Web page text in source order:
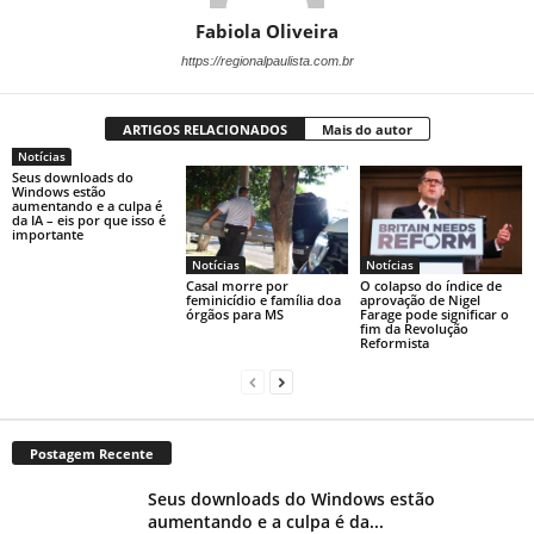
Fabiola Oliveira
https://regionalpaulista.com.br
ARTIGOS RELACIONADOS Mais do autor
Notícias
Seus downloads do
Windows estão
aumentando e a culpa é
da IA ​​– eis por que isso é
importante
Notícias
Casal morre por
feminicídio e família doa
órgãos para MS
Notícias
O colapso do índice de
aprovação de Nigel
Farage pode significar o
fim da Revolução
Reformista
Postagem Recente
Seus downloads do Windows estão
aumentando e a culpa é da...